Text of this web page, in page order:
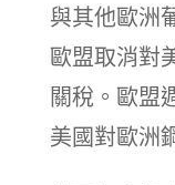
與其他歐洲
歐盟取消對
關稅。歐盟
美國對歐洲